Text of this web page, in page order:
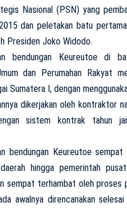
Nasional (PSN) yang
dan peletakan batu
Presiden Joko Widodo.
bendungan Keureutoe di
dan Perumahan Rakyat
Sumatera I, dengan
dikerjakan oleh kontraktor
sistem kontrak tahun
bendungan Keureutoe
hingga pemerintah
sempat terhambat oleh proses
awalnya direncanakan